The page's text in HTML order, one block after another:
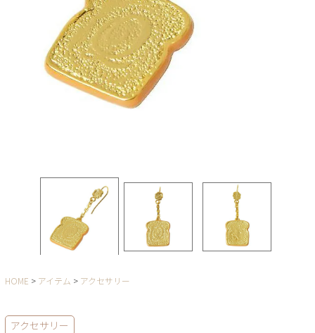
HOME アイテム アクセサリー
アクセサリー